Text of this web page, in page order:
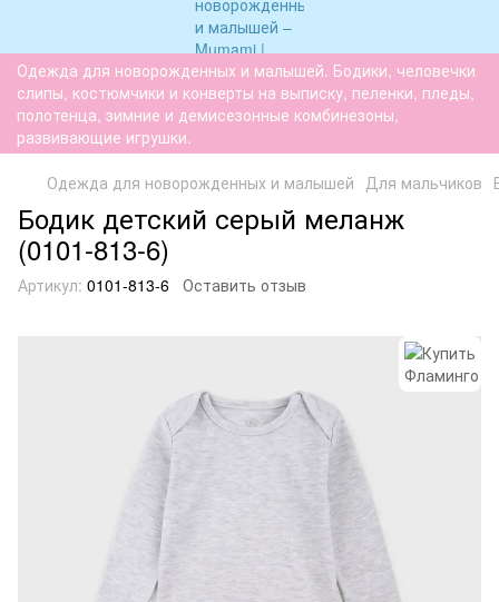
Одежда для новорожденных и малышей. Бодики, человечки
слипы, костюмчики и конверты на выписку, пеленки, пледы,
полотенца, зимние и демисезонные комбинезоны,
развивающие игрушки.
Одежда для новорожденных и малышей Для мальчиков
Бодик детский серый меланж
(0101-813-6)
Артикул: 0101-813-6 Оставить отзыв